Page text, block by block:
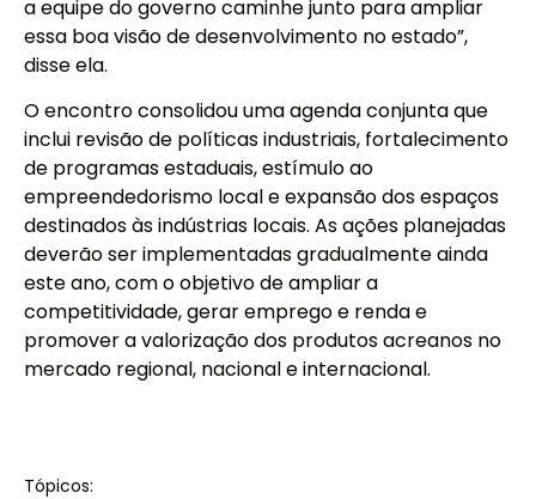
a equipe do governo caminhe junto para ampliar
essa boa visão de desenvolvimento no estado”,
disse ela.
O encontro consolidou uma agenda conjunta que
inclui revisão de políticas industriais, fortalecimento
de programas estaduais, estímulo ao
empreendedorismo local e expansão dos espaços
destinados às indústrias locais. As ações planejadas
deverão ser implementadas gradualmente ainda
este ano, com o objetivo de ampliar a
competitividade, gerar emprego e renda e
promover a valorização dos produtos acreanos no
mercado regional, nacional e internacional.
Tópicos: